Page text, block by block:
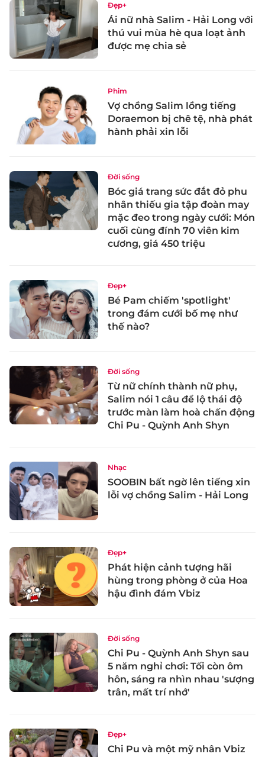
Đẹp+
Ái nữ nhà Salim - Hải Long với
thú vui mùa hè qua loạt ảnh
được mẹ chia sẻ
Phim
Vợ chồng Salim lồng tiếng
Doraemon bị chê tệ, nhà phát
hành phải xin lỗi
Đời sống
Bóc giá trang sức đắt đỏ phu
nhân thiếu gia tập đoàn may
mặc đeo trong ngày cưới: Món
cuối cùng đính 70 viên kim
cương, giá 450 triệu
Đẹp+
Bé Pam chiếm 'spotlight'
trong đám cưới bố mẹ như
thế nào?
Đời sống
Từ nữ chính thành nữ phụ,
Salim nói 1 câu để lộ thái độ
trước màn làm hoà chấn động
Chi Pu - Quỳnh Anh Shyn
Nhạc
SOOBIN bất ngờ lên tiếng xin
lỗi vợ chồng Salim - Hải Long
Đẹp+
Phát hiện cảnh tượng hãi
hùng trong phòng ở của Hoa
hậu đình đám Vbiz
Đời sống
Chi Pu - Quỳnh Anh Shyn sau
5 năm nghỉ chơi: Tối còn ôm
hôn, sáng ra nhìn nhau 'sượng
trân, mất trí nhớ'
Đẹp+
Chi Pu và một mỹ nhân Vbiz